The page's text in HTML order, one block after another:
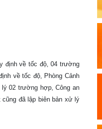
định về tốc độ, 04 trường
về tốc độ, Phòng Cảnh
02 trường hợp, Công an
đã lập biên bản xử lý